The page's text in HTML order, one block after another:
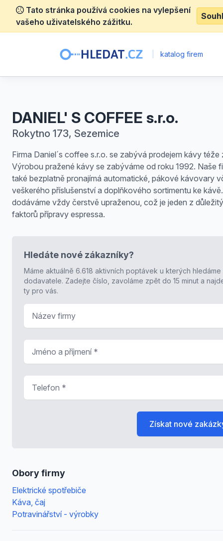
Tato stránka používá cookies na vylepšení
vašeho uživatelského zážitku.
katalog firem
DANIEL' S COFFEE s.r.o.
Rokytno 173, Sezemice
Firma Daniel´s coffee s.r.o. se zabývá prodejem kávy téže
Výrobou pražené kávy se zabýváme od roku 1992. Naše
také bezplatně pronajímá automatické, pákové kávovary
veškerého příslušenství a doplňkového sortimentu ke
dodáváme vždy čerstvě upraženou, což je jeden z
faktorů přípravy espressa.
Obory firmy
Elektrické spotřebiče
Káva, čaj
Potravinářství - výrobky
Hledáte nové zákazníky?
Máme aktuálně 6.618 aktivních poptávek u kterých hledáme
dodavatele. Zadejte číslo, zavoláme zpět do 15 minut a
ty pro vás.
Získat nové